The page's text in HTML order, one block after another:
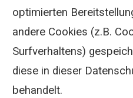
optimierten
andere Cookies (z.B.
Surfverhaltens)
diese in dieser
behandelt.